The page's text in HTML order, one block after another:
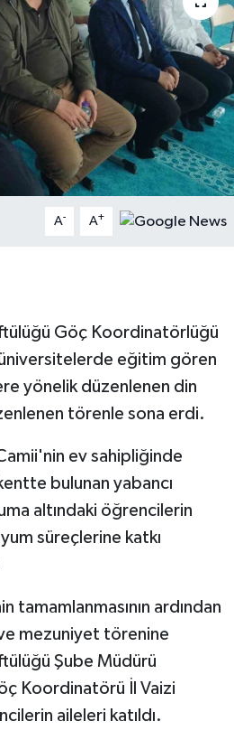
A- A+
Göç Koordinatörlüğü
eğitim gören
yönelik düzenlenen din
törenle sona erdi.
ev sahipliğinde
bulunan yabancı
altındaki öğrencilerin
süreçlerine katkı
tamamlanmasının ardından
mezuniyet törenine
Şube Müdürü
Koordinatörü İl Vaizi
aileleri katıldı.